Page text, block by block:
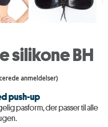
silikone BH
anmeldelser)
push-up
pasform, der passer til alle